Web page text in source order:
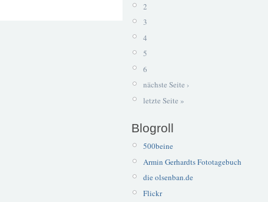
2
3
4
5
6
nächste Seite ›
letzte Seite »
Blogroll
500beine
Armin Gerhardts Fototagebuch
die olsenban.de
Flickr